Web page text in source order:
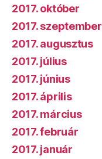
2017. október
2017. szeptember
2017. augusztus
2017. július
2017. június
2017. április
2017. március
2017. február
2017. január